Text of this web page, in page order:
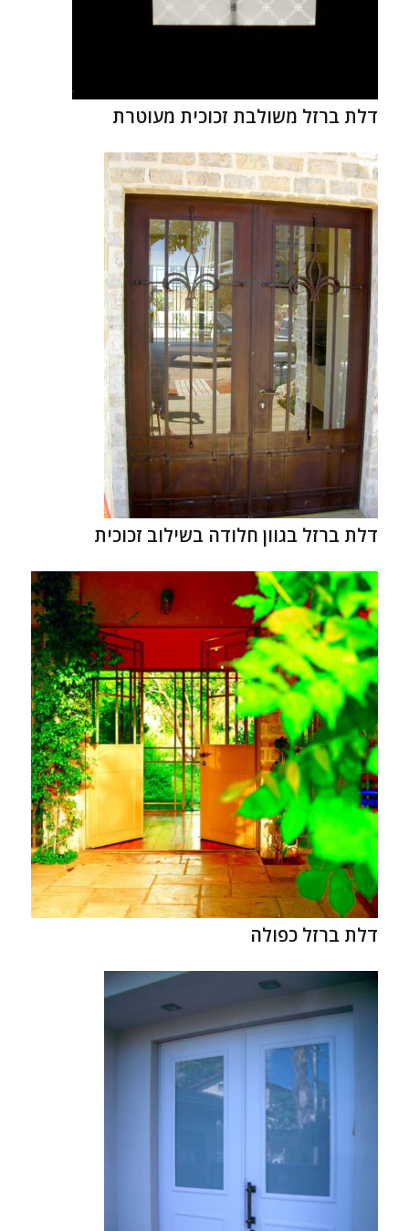
דלת ברזל משולבת זכוכית מעוטרת
דלת ברזל בגוון חלודה בשילוב זכוכית
דלת ברזל כפולה